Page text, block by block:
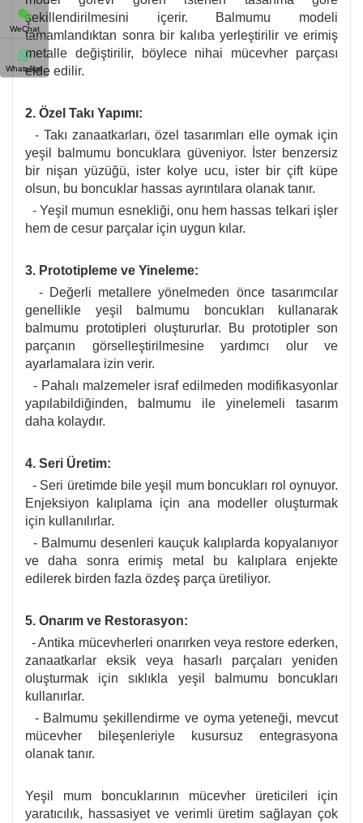
şekillendirilmesini içerir. Balmumu modeli
tamamlandıktan sonra bir kalıba yerleştirilir ve erimiş
metalle değiştirilir, böylece nihai mücevher parçası
elde edilir.
2. Özel Takı Yapımı:
- Takı zanaatkarları, özel tasarımları elle oymak için
yeşil balmumu boncuklara güveniyor. İster benzersiz
bir nişan yüzüğü, ister kolye ucu, ister bir çift küpe
olsun, bu boncuklar hassas ayrıntılara olanak tanır.
- Yeşil mumun esnekliği, onu hem hassas telkari işler
hem de cesur parçalar için uygun kılar.
3. Prototipleme ve Yineleme:
- Değerli metallere yönelmeden önce tasarımcılar
genellikle yeşil balmumu boncukları kullanarak
balmumu prototipleri oluştururlar. Bu prototipler son
parçanın görselleştirilmesine yardımcı olur ve
ayarlamalara izin verir.
- Pahalı malzemeler israf edilmeden modifikasyonlar
yapılabildiğinden, balmumu ile yinelemeli tasarım
daha kolaydır.
4. Seri Üretim:
- Seri üretimde bile yeşil mum boncukları rol oynuyor.
Enjeksiyon kalıplama için ana modeller oluşturmak
için kullanılırlar.
- Balmumu desenleri kauçuk kalıplarda kopyalanıyor
ve daha sonra erimiş metal bu kalıplara enjekte
edilerek birden fazla özdeş parça üretiliyor.
5. Onarım ve Restorasyon:
- Antika mücevherleri onarırken veya restore ederken,
zanaatkarlar eksik veya hasarlı parçaları yeniden
oluşturmak için sıklıkla yeşil balmumu boncukları
kullanırlar.
- Balmumu şekillendirme ve oyma yeteneği, mevcut
mücevher bileşenleriyle kusursuz entegrasyona
olanak tanır.
Yeşil mum boncuklarının mücevher üreticileri için
yaratıcılık, hassasiyet ve verimli üretim sağlayan çok
WeChat
WhatsApp